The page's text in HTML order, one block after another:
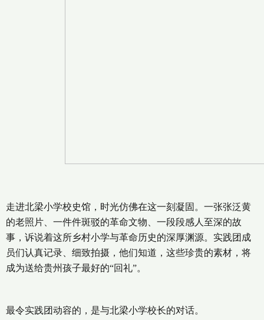
走进北梁小学校史馆，时光仿佛在这一刻凝固。一张张泛黄
的老照片、一件件斑驳的革命文物、一段段感人至深的故
事，诉说着这所乡村小学与革命历史的深厚渊源。实践团成
员们认真记录、细致拍摄，他们知道，这些珍贵的素材，将
成为送给贵州孩子最好的“回礼”。
最令实践团动容的，是与北梁小学校长的对话。